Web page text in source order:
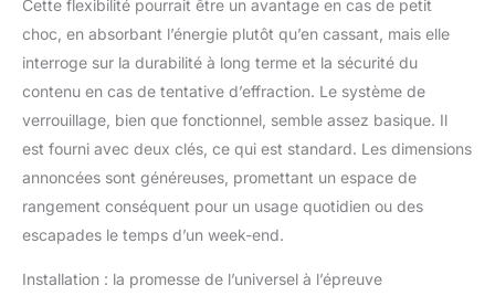
[Réflecteur de nuit] - il
est plus sûr de conduire
la nuit. Le matériau
réfléchissant à haute
grand réflecteur offre une
sécurité supplémentaire
afin que vous soyez
toujours visible et que
soucier de conduire la
Cette flexibilité pourrait être un avantage en cas de petit
choc, en absorbant l’énergie plutôt qu’en cassant, mais elle
interroge sur la durabilité à long terme et la sécurité du
contenu en cas de tentative d’effraction. Le système de
verrouillage, bien que fonctionnel, semble assez basique. Il
est fourni avec deux clés, ce qui est standard. Les dimensions
annoncées sont généreuses, promettant un espace de
rangement conséquent pour un usage quotidien ou des
escapades le temps d’un week-end.
Installation : la promesse de l’universel à l’épreuve